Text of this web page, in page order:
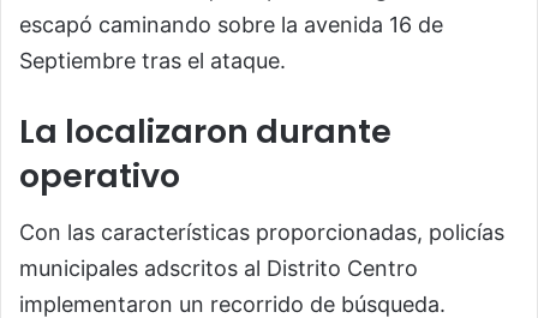
escapó caminando sobre la avenida 16 de
Septiembre tras el ataque.
La localizaron durante
operativo
Con las características proporcionadas, policías
municipales adscritos al Distrito Centro
implementaron un recorrido de búsqueda.